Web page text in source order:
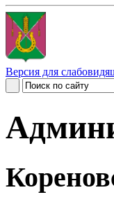
Версия для